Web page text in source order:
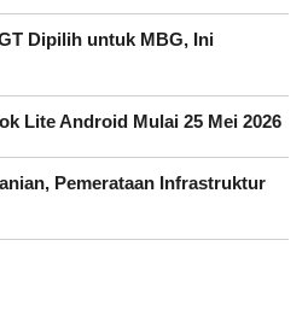
Dipilih untuk MBG, Ini
Lite Android Mulai 25 Mei 2026
Pemerataan Infrastruktur